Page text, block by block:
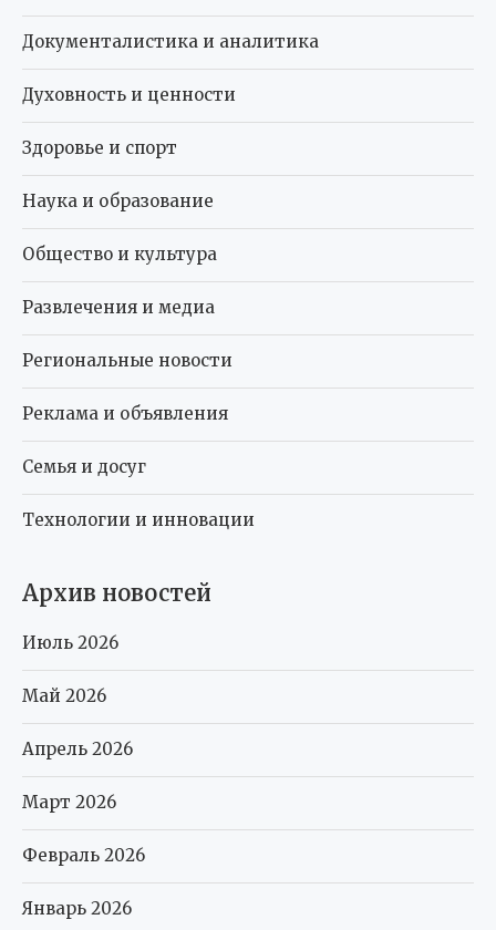
Документалистика и аналитика
Духовность и ценности
Здоровье и спорт
Наука и образование
Общество и культура
Развлечения и медиа
Региональные новости
Реклама и объявления
Семья и досуг
Технологии и инновации
Архив новостей
Июль 2026
Май 2026
Апрель 2026
Март 2026
Февраль 2026
Январь 2026